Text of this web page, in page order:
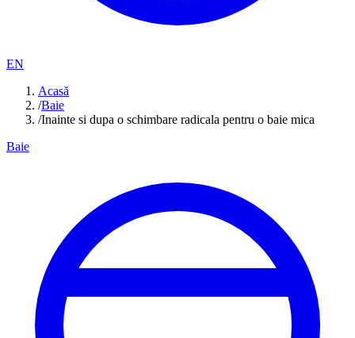
EN
Acasă
/Baie
/Inainte si dupa o schimbare radicala pentru o baie mica
Baie